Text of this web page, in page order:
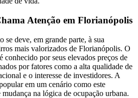
Atenção em Florianópolis
se deve, em grande parte, à sua
mais valorizados de Florianópolis. O
por seus elevados preços de
por fatores como a alta qualidade de
e o interesse de investidores. A
em um cenário como este
na lógica de ocupação urbana.